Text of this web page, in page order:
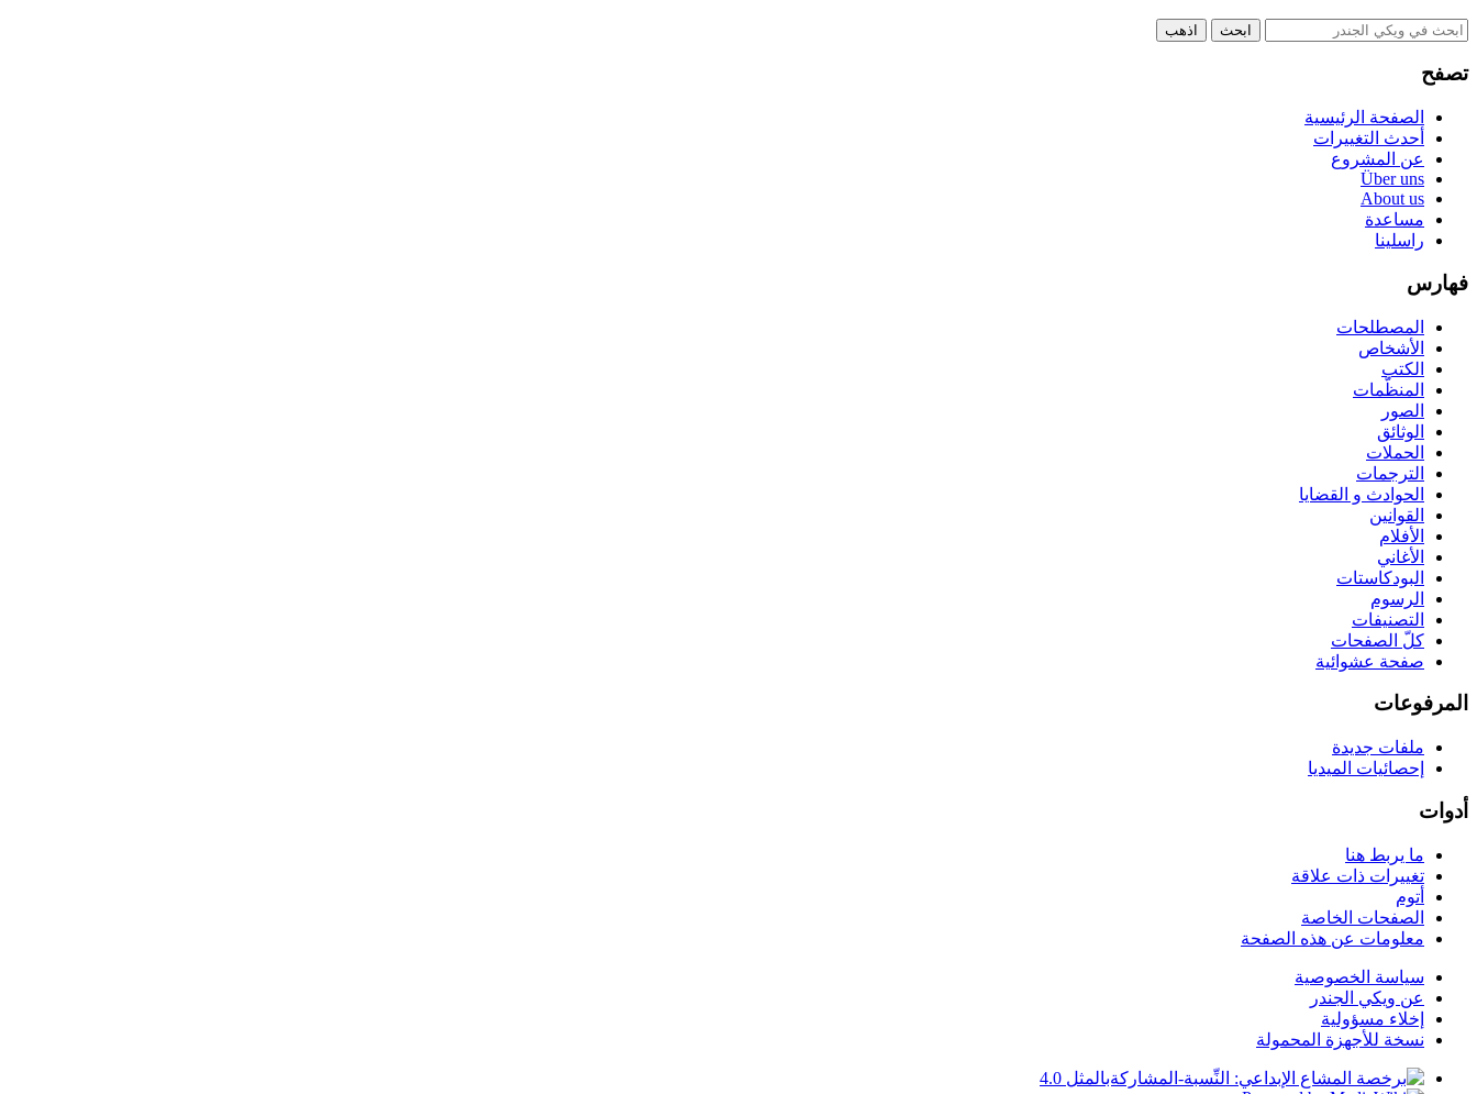
تصفح
الصفحة الرئيسية
أحدث التغييرات
عن المشروع
Über uns
About us
مساعدة
راسلينا
فهارس
المصطلحات
الأشخاص
الكتب
المنظّمات
الصور
الوثائق
الحملات
الترجمات
الحوادث و القضايا
القوانين
الأفلام
الأغاني
البودكاستات
الرسوم
التصنيفات
كلّ الصفحات
صفحة عشوائية
المرفوعات
ملفات جديدة
إحصائيات الميديا
أدوات
ما يربط هنا
تغييرات ذات علاقة
أتوم
الصفحات الخاصة
معلومات عن هذه الصفحة
سياسة الخصوصية
عن ويكي الجندر
إخلاء مسؤولية
نسخة للأجهزة المحمولة